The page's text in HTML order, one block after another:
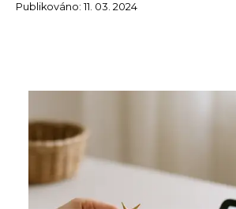
Publikováno: 11. 03. 2024